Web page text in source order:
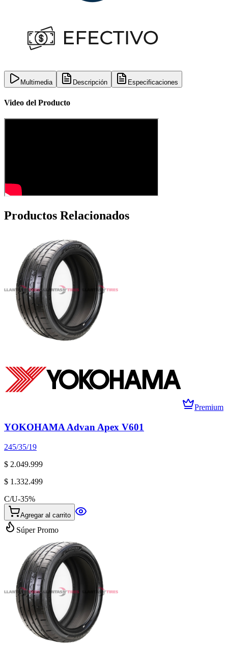
Multimedia Descripción Especificaciones
Video del Producto
Productos Relacionados
Premium
YOKOHAMA Advan Apex V601
245/35/19
$ 2.049.999
$ 1.332.499
C/U-35%
Agregar al carrito
Súper Promo